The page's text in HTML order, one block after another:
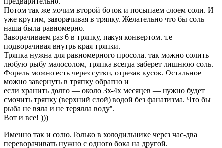
Потом так же мочим второй бочок и посыпаем слоем соли. И
уже крутим, заворачивая в тряпку. Желательно что бы соль
наша была равномерно.
Заворачиваем раз 6 в тряпку, пакуя конвертом. т.е
подворачивая внутрь края тряпки.
Тряпка нужна для равномерного просола. так можно солить
любую рыбу малосолом, тряпка всегда заберет лишнюю соль.
Форель можно есть через сутки, отрезав кусок. Остальное
можно завернуть в тряпку обратно и
если хранить долго — около 3х-4х месяцев — нужно будет
смочить тряпку (верхний слой) водой без фанатизма. Что бы
рыба не вяла и не терялла воду".
Вот и все! )))
Именно так и солю.Только в холодильнике через час-два
переворачивать нужно с одного бока на другой.